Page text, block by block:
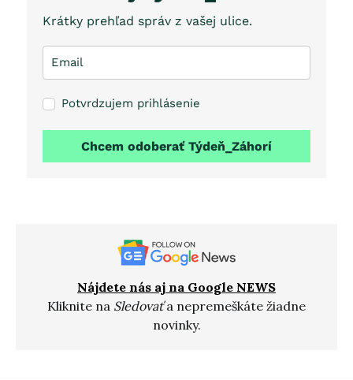
Krátky prehľad správ z vašej ulice.
Potvrdzujem prihlásenie
Chcem odoberať Týdeň_Záhorí
Nájdete nás aj na Google NEWS
Kliknite na Sledovaťa nepremeškáte žiadne
novinky.